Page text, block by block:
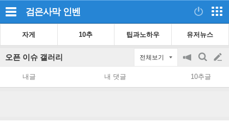
검은사막 인벤
자게 10추 팁과노하우 유저뉴스
오픈 이슈 갤러리 전체보기
공
지
on/off
검
색
글
쓰
내글 내 댓글 10추글